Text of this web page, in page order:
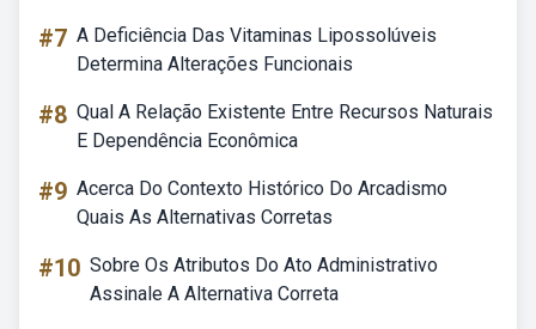
#7 A Deficiência Das Vitaminas Lipossolúveis
Determina Alterações Funcionais
#8 Qual A Relação Existente Entre Recursos Naturais
E Dependência Econômica
#9 Acerca Do Contexto Histórico Do Arcadismo
Quais As Alternativas Corretas
#10 Sobre Os Atributos Do Ato Administrativo
Assinale A Alternativa Correta